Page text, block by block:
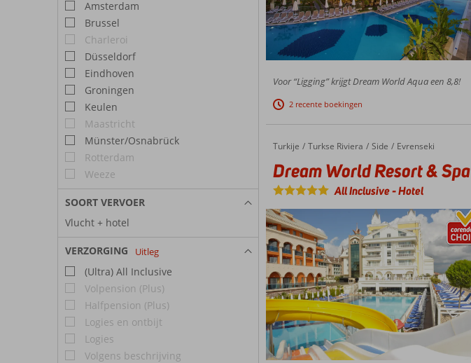
Amsterdam
Brussel
Charleroi
Düsseldorf
Eindhoven
Groningen
Keulen
Maastricht
Münster/Osnabrück
Rotterdam
Weeze
SOORT VERVOER
Vlucht + hotel
VERZORGING Uitleg
(Ultra) All Inclusive
Volpension (Plus)
Halfpension (Plus)
Logies en ontbijt
Logies
Volgens beschrijving
Voor “Ligging” krijgt Dream World Aqua een 8,8!
2 recente boekingen
Home
Turkije Turkse Riviera Side Evrenseki
Dream World Resort & Spa
Dream World Resort & Spa
All Inclusive-Hotel